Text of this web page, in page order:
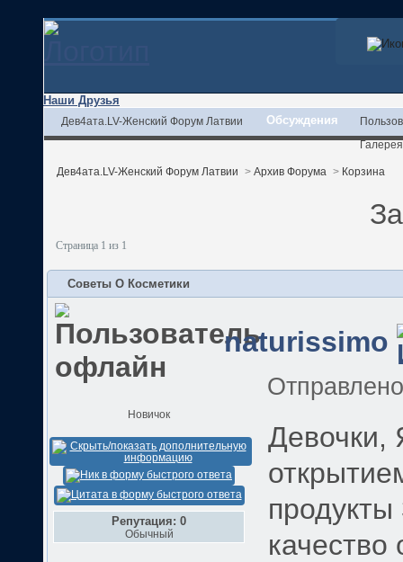
Наши Друзья
Дев4ата.LV-Женский Форум Латвии Обсуждения
Галерея
Дев4ата.LV-Женский Форум Латвии > Архив Форума > Корзина
Страница 1 из 1
Советы O Косметики
naturissimo
Новичок
Репутация: 0
Обычный
Девочки,
качество